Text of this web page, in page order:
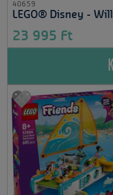
40659
LEGO® Disney -
23 995 Ft